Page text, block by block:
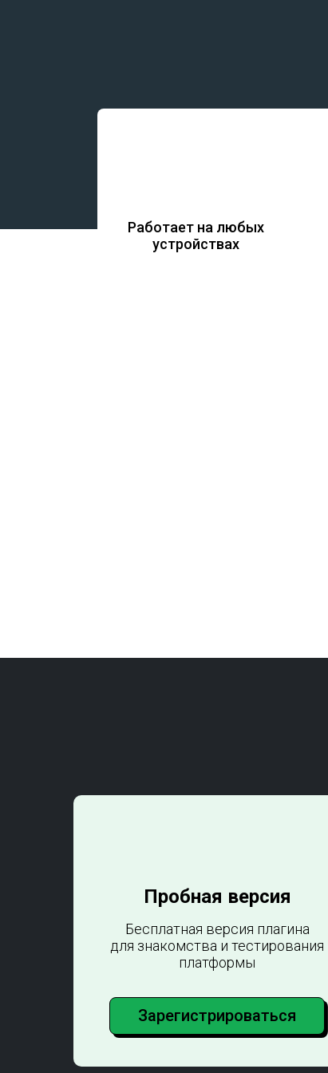
Работает на любых
устройствах
Бесплатная версия плагина
для знакомства и тестирования
платформы
Пробная версия
Зарегистрироваться